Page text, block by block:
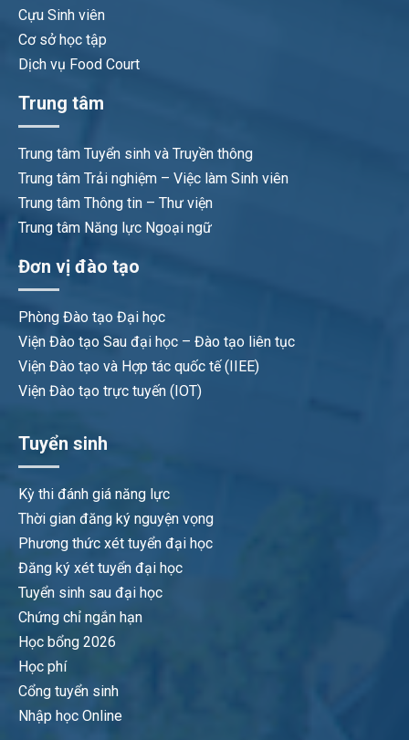
Cựu Sinh viên
Cơ sở học tập
Dịch vụ Food Court
Trung tâm
Trung tâm Tuyển sinh và Truyền thông
Trung tâm Trải nghiệm – Việc làm Sinh viên
Trung tâm Thông tin – Thư viện
Trung tâm Năng lực Ngoại ngữ
Đơn vị đào tạo
Phòng Đào tạo Đại học
Viện Đào tạo Sau đại học – Đào tạo liên tục
Viện Đào tạo và Hợp tác quốc tế (IIEE)
Viện Đào tạo trực tuyến (IOT)
Tuyển sinh
Kỳ thi đánh giá năng lực
Thời gian đăng ký nguyện vọng
Phương thức xét tuyển đại học
Đăng ký xét tuyển đại học
Tuyển sinh sau đại học
Chứng chỉ ngắn hạn
Học bổng 2026
Học phí
Cổng tuyển sinh
Nhập học Online